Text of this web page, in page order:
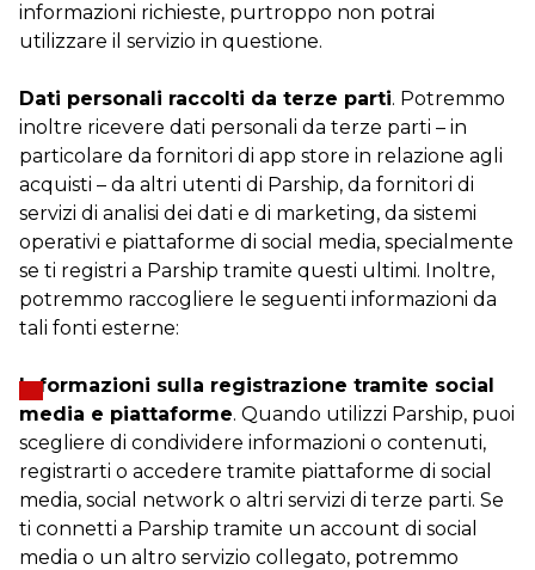
informazioni richieste, purtroppo non potrai
utilizzare il servizio in questione.
Dati personali raccolti da terze parti. Potremmo
inoltre ricevere dati personali da terze parti – in
particolare da fornitori di app store in relazione agli
acquisti – da altri utenti di Parship, da fornitori di
servizi di analisi dei dati e di marketing, da sistemi
operativi e piattaforme di social media, specialmente
se ti registri a Parship tramite questi ultimi. Inoltre,
potremmo raccogliere le seguenti informazioni da
tali fonti esterne:
Informazioni sulla registrazione tramite social
media e piattaforme. Quando utilizzi Parship, puoi
scegliere di condividere informazioni o contenuti,
registrarti o accedere tramite piattaforme di social
media, social network o altri servizi di terze parti. Se
ti connetti a Parship tramite un account di social
media o un altro servizio collegato, potremmo